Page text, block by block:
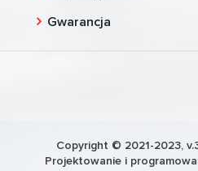
Gwarancja
Copyright © 2021-2023,
Projektowanie i